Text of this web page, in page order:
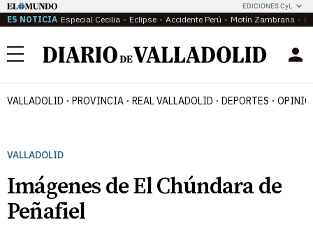
EDICIONES CyL
ES NOTICIA Especial Cecilia Eclipse Accidente Perú Motín Zambrana
Menú
VALLADOLID PROVINCIA REAL VALLADOLID DEPORTES
VALLADOLID
Imágenes de El Chúndara de
Peñafiel